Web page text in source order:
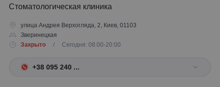
Стоматологическая клиника
улица Андрея Верхогляда, 2, Киев, 01103
Зверинецкая
Закрыто
/ Сегодня: 08:00-20:00
+38 095 240 ...